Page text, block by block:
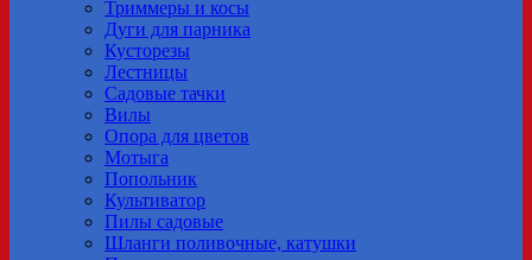
Триммеры и косы
Дуги для парника
Кусторезы
Лестницы
Садовые тачки
Вилы
Опора для цветов
Мотыга
Попольник
Культиватор
Пилы садовые
Шланги поливочные, катушки